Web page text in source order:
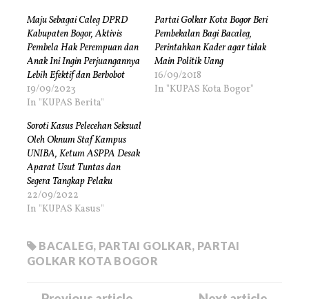
Maju Sebagai Caleg DPRD
Kabupaten Bogor, Aktivis
Pembela Hak Perempuan dan
Anak Ini Ingin Perjuangannya
Lebih Efektif dan Berbobot
19/09/2023
In "KUPAS Berita"
Partai Golkar Kota Bogor Beri
Pembekalan Bagi Bacaleg,
Perintahkan Kader agar tidak
Main Politik Uang
16/09/2018
In "KUPAS Kota Bogor"
Soroti Kasus Pelecehan Seksual
Oleh Oknum Staf Kampus
UNIBA, Ketum ASPPA Desak
Aparat Usut Tuntas dan
Segera Tangkap Pelaku
22/09/2022
In "KUPAS Kasus"
BACALEG, PARTAI GOLKAR, PARTAI
GOLKAR KOTA BOGOR